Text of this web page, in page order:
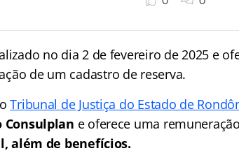
no dia 2 de fevereiro de 2025 e
de um cadastro de reserva.
Tribunal de Justiça do Estado de
e oferece uma
além de benefícios.